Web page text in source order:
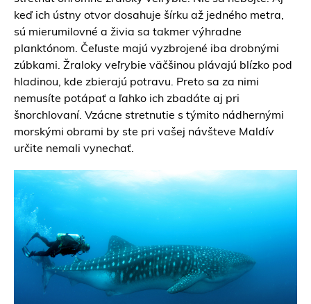
keď ich ústny otvor dosahuje šírku až jedného metra,
sú mierumilovné a živia sa takmer výhradne
planktónom. Čeľuste majú vyzbrojené iba drobnými
zúbkami. Žraloky veľrybie väčšinou plávajú blízko pod
hladinou, kde zbierajú potravu. Preto sa za nimi
nemusíte potápať a ľahko ich zbadáte aj pri
šnorchlovaní. Vzácne stretnutie s týmito nádhernými
morskými obrami by ste pri vašej návšteve Maldív
určite nemali vynechať.